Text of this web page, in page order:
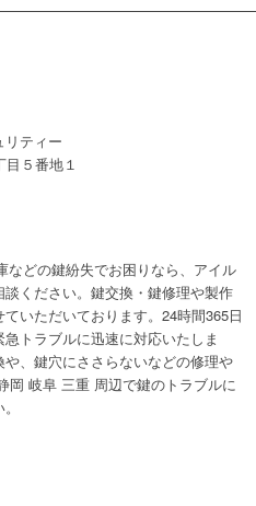
リティー
５番地１
どの鍵紛失でお困りなら、アイル
ください。鍵交換・鍵修理や製作
いただいております。24時間365日
トラブルに迅速に対応いたしま
、鍵穴にささらないなどの修理や
岡 岐阜 三重 周辺で鍵のトラブルに